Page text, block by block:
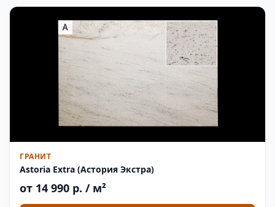
ГРАНИТ
Astoria Extra (Астория Экстра)
от 14 990 р. / м²